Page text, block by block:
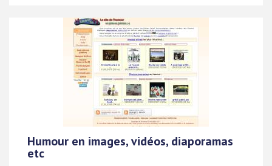
Humour en images, vidéos, diaporamas
etc